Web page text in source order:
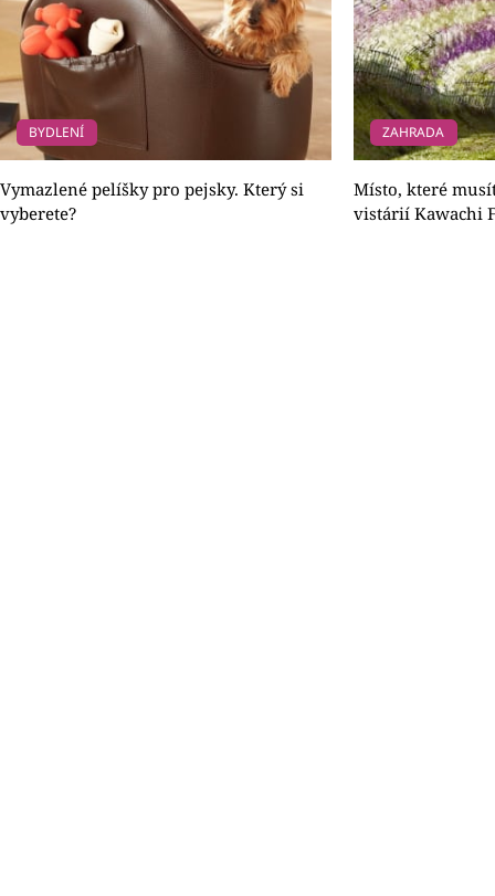
BYDLENÍ
Vymazlené pelíšky pro pejsky. Který si
vyberete?
ZAHRADA
Místo, které
vistárií Kawachi